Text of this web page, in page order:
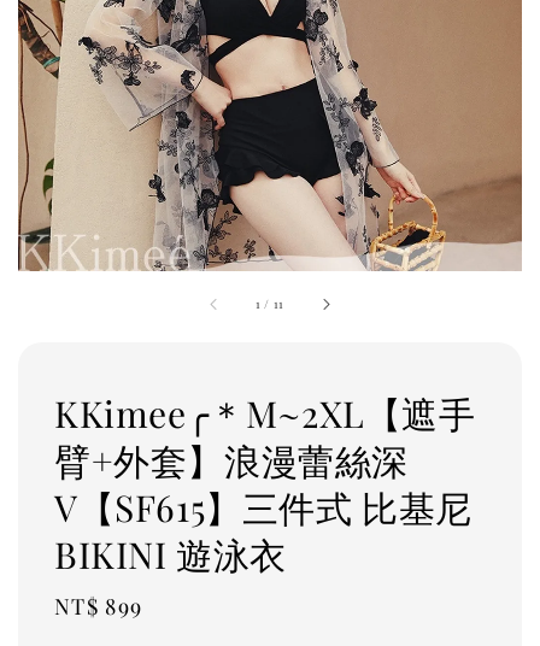
1 / 11
KKimee╭＊M~2XL【遮手
臂+外套】浪漫蕾絲深
V【SF615】三件式 比基尼
BIKINI 遊泳衣
Regular
NT$ 899